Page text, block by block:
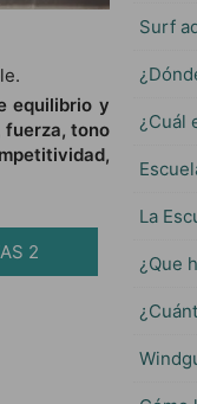
equilibrio y
fuerza, tono
2
Surf